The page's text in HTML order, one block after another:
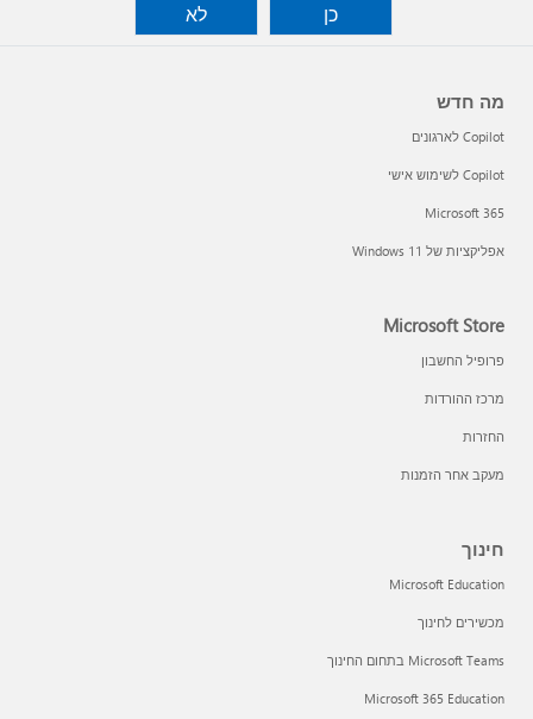
כן
לא
מה חדש
Copilot לארגונים
Copilot לשימוש אישי
Microsoft 365
אפליקציות של Windows 11‏
Microsoft Store
פרופיל החשבון
מרכז ההורדות
החזרות
מעקב אחר הזמנות
חינוך
Microsoft Education
מכשירים לחינוך
Microsoft Teams בתחום החינוך
Microsoft 365 Education